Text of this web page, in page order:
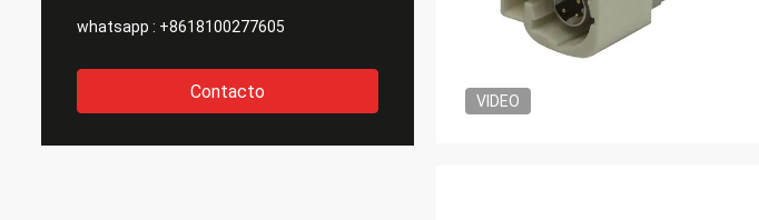
whatsapp : +8618100277605
Contacto VIDEO